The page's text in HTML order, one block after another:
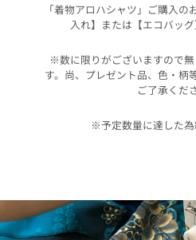
「着物アロハシャツ」ご購入
入れ】または【エコバッグ
※数に限りがございますので
す。尚、プレゼント品、色・柄
ご了承くだ
※予定数量に達した為